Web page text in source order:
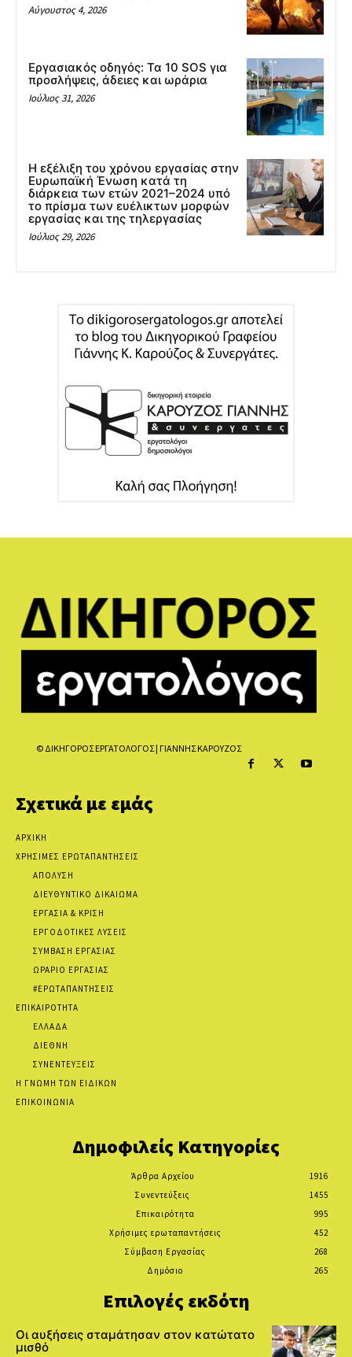
Αύγουστος 4, 2026
Εργασιακός οδηγός: Τα 10 SOS για
προσλήψεις, άδειες και ωράρια
Ιούλιος 31, 2026
Η εξέλιξη του χρόνου εργασίας στην
Ευρωπαϊκή Ένωση κατά τη
διάρκεια των ετών 2021–2024 υπό
το πρίσμα των ευέλικτων μορφών
εργασίας και της τηλεργασίας
Ιούλιος 29, 2026
© ΔΙΚΗΓΟΡΟΣ ΕΡΓΑΤΟΛΟΓΟΣ | ΓΙΑΝΝΗΣ ΚΑΡΟΥΖΟΣ
Σχετικά με εμάς
ΑΡΧΙΚΗ
ΧΡΗΣΙΜΕΣ ΕΡΩΤΑΠΑΝΤΗΣΕΙΣ
ΑΠΟΛΥΣΗ
ΔΙΕΥΘΥΝΤΙΚΟ ΔΙΚΑΙΩΜΑ
ΕΡΓΑΣΙΑ & ΚΡΙΣΗ
ΕΡΓΟΔΟΤΙΚΕΣ ΛΥΣΕΙΣ
ΣΥΜΒΑΣΗ ΕΡΓΑΣΙΑΣ
ΩΡΑΡΙΟ ΕΡΓΑΣΙΑΣ
#ΕΡΩΤΑΠΑΝΤΗΣΕΙΣ
ΕΠΙΚΑΙΡΟΤΗΤΑ
ΕΛΛΑΔΑ
ΔΙΕΘΝΗ
ΣΥΝΕΝΤΕΥΞΕΙΣ
Η ΓΝΩΜΗ ΤΩΝ ΕΙΔΙΚΩΝ
ΕΠΙΚΟΙΝΩΝΙΑ
Δημοφιλείς Κατηγορίες
Άρθρα Αρχείου
1916
Συνεντεύξεις
1455
Επικαιρότητα
995
Χρήσιμες ερωταπαντήσεις
452
Σύμβαση Εργασίας
268
Δημόσιο
265
Επιλογές εκδότη
Οι αυξήσεις σταμάτησαν στον κατώτατο
μισθό